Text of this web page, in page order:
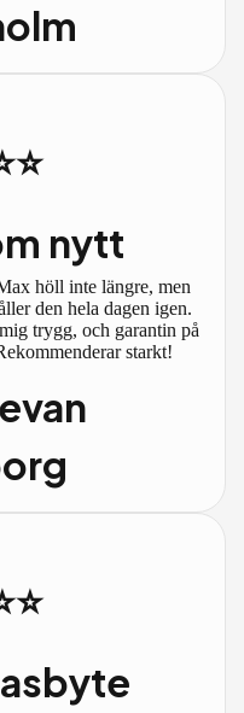
nytt
höll inte längre, men
den hela dagen igen.
trygg, och garantin på
starkt!